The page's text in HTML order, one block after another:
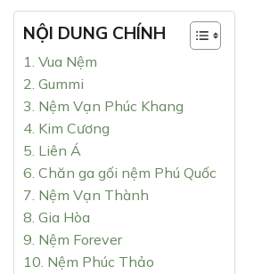
NỘI DUNG CHÍNH
1. Vua Nệm
2. Gummi
3. Nệm Vạn Phúc Khang
4. Kim Cương
5. Liên Á
6. Chăn ga gối nệm Phú Quốc
7. Nệm Vạn Thành
8. Gia Hòa
9. Nệm Forever
10. Nệm Phúc Thảo